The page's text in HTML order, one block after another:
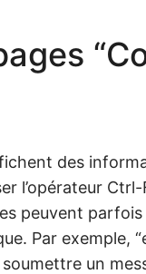
des
l’opérateur
peuvent
Par exemple,
soumettre un